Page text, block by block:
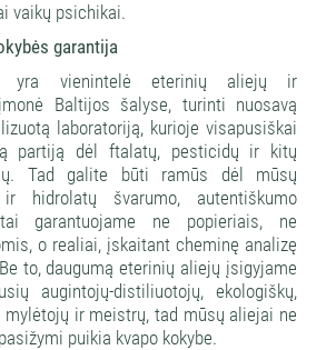
vaikų psichikai.
garantija
yra vienintelė eterinių aliejų ir
Baltijos šalyse, turinti nuosavą
laboratoriją, kurioje visapusiškai
partiją dėl ftalatų, pesticidų ir kitų
Tad galite būti ramūs dėl mūsų
hidrolatų švarumo, autentiškumo
garantuojame ne popieriais, ne
o realiai, įskaitant cheminę analizę
to, daugumą eterinių aliejų įsigyjame
augintojų-distiliuotojų, ekologiškų,
ir meistrų, tad mūsų aliejai ne
puikia kvapo kokybe.